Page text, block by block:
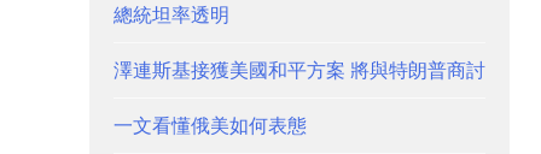
總統坦率透明
澤連斯基接獲美國和平方案 將與特朗普商討
一文看懂俄美如何表態